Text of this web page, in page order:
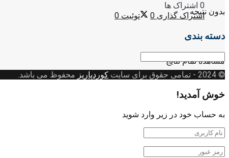
بدون نتیجه
مشاهده تمام نتایج
0 اشتراک ها
اشتراک گذاری 0 توئیت 0
دسته بندی
دسته
بندی
© 2024
- تمامی حقوق برای سایت کوردپاریز محفوظ می باشد.
خوش آمدید!
به حساب خود در زیر وارد شوید